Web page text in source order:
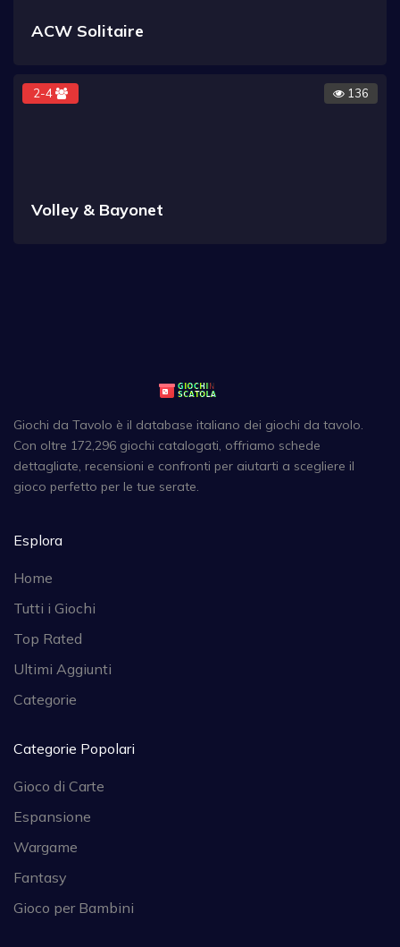
ACW Solitaire
2-4 136
Volley & Bayonet
Giochi da Tavolo è il database italiano dei giochi da tavolo.
Con oltre 172,296 giochi catalogati, offriamo schede
dettagliate, recensioni e confronti per aiutarti a scegliere il
gioco perfetto per le tue serate.
Esplora
Home
Tutti i Giochi
Top Rated
Ultimi Aggiunti
Categorie
Categorie Popolari
Gioco di Carte
Espansione
Wargame
Fantasy
Gioco per Bambini